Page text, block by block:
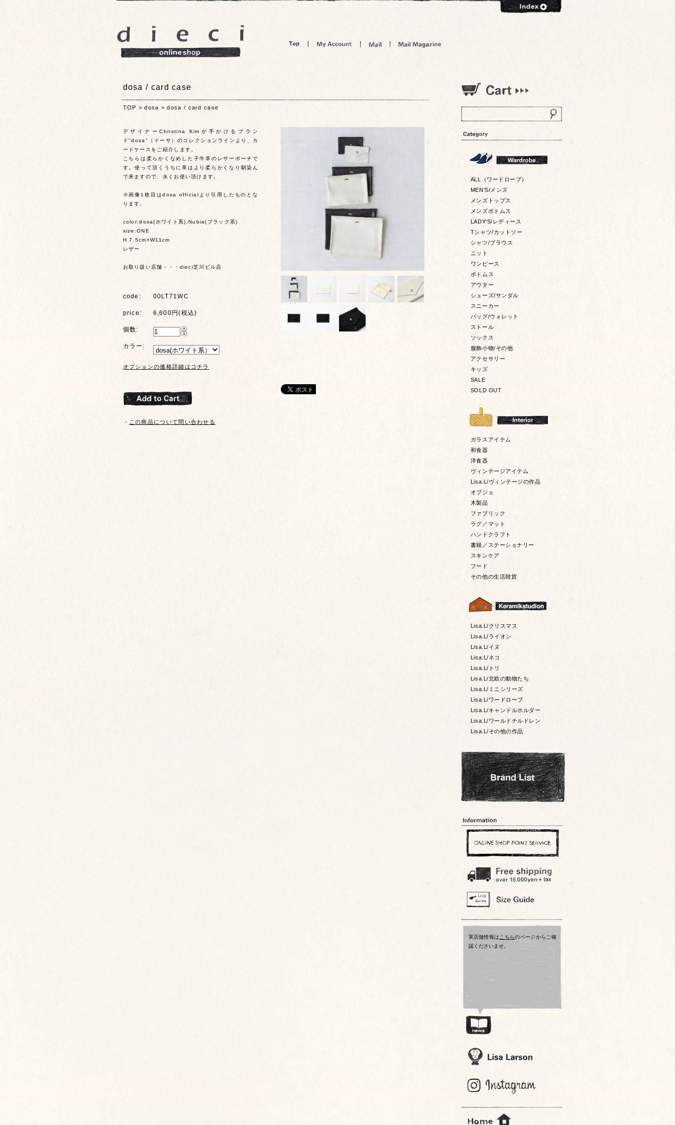
dosa / card case
TOP >dosa >dosa / card case
デザイナーChristina Kimが手がけるブラン
ド"dosa"（ドーサ）のコレクションラインより、カ
ードケースをご紹介します。
こちらは柔らかくなめした子牛革のレザーポーチで
す。使って頂くうちに革はより柔らかくなり馴染ん
で来ますので、永くお使い頂けます。
※画像1枚目はdosa officialより引用したものとな
ります。
color:dosa(ホワイト系),Nubia(ブラック系)
size:ONE
H 7.5cm×W11cm
レザー
お取り扱い店舗・・・dieci芝川ビル店
code: 00LT71WC
price: 6,600円(税込)
個数:
カラー:
オプションの価格詳細はコチラ
・ この商品について問い合わせる
ALL（ワードローブ）
MEN'S/メンズ
メンズトップス
メンズボトムス
LADY'S/レディース
Tシャツ/カットソー
シャツ/ブラウス
ニット
ワンピース
ボトムス
アウター
シューズ/サンダル
スニーカー
バッグ/ウォレット
ストール
ソックス
服飾小物/その他
アクセサリー
キッズ
SALE
SOLD OUT
ガラスアイテム
和食器
洋食器
ヴィンテージアイテム
Lisa.L/ヴィンテージの作品
オブジェ
木製品
ファブリック
ラグ／マット
ハンドクラフト
書籍／ステーショナリー
スキンケア
フード
その他の生活雑貨
Lisa.L/クリスマス
Lisa.L/ライオン
Lisa.L/イヌ
Lisa.L/ネコ
Lisa.L/トリ
Lisa.L/北欧の動物たち
Lisa.L/ミニシリーズ
Lisa.L/ワードローブ
Lisa.L/キャンドルホルダー
Lisa.L/ワールドチルドレン
Lisa.L/その他の作品
実店舗情報はこちらのページからご確
認くださいませ。